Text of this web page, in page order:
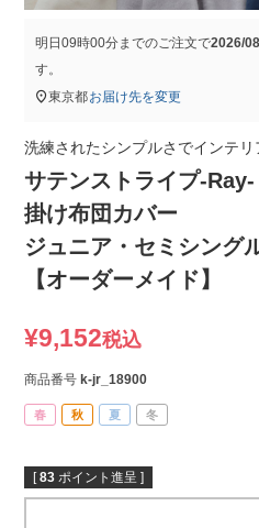
明日09時00分までのご注文で2026/
す。
東京都お届け先を変更
洗練されたシンプルさでインテリ
サテンストライプ-Ray-
掛け布団カバー
ジュニア・セミシング
【オーダーメイド】
¥9,152税込
商品番号 k-jr_18900
春 秋 夏 冬
[ 83 ポイント進呈 ]